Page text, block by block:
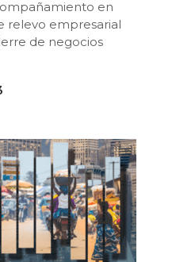
en
relevo empresarial
de negocios